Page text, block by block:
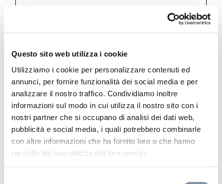
Questo sito web utilizza i cookie
Utilizziamo i cookie per personalizzare contenuti ed
annunci, per fornire funzionalità dei social media e per
analizzare il nostro traffico. Condividiamo inoltre
informazioni sul modo in cui utilizza il nostro sito con i
nostri partner che si occupano di analisi dei dati web,
pubblicità e social media, i quali potrebbero combinarle
con altre informazioni che ha fornito loro o che hanno
raccolto dal suo utilizzo dei loro servizi.
Kits and accessories
Metal stainless steel 316L PVC
flexible hose